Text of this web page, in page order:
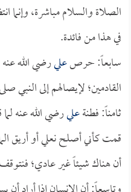
الصلاة والسلام مباشرة، وإنما
في هذا من فائدة.
سابعاً: حرصعليرضي الله
القادمين؛ لإيصالهم إلى النبي
ثامناً: فطنةعليرضي الله عنه
قمت كأني أصلح نعلي أو أريق
أن هناك شيئاً غير عادي؛